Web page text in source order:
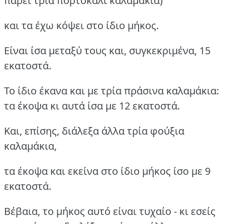
και τα έχω κόψει στο ίδιο μήκος.
Είναι ίσα μεταξύ τους και, συγκεκριμένα, 15
εκατοστά.
Το ίδιο έκανα και με τρία πράσινα καλαμάκια:
τα έκοψα κι αυτά ίσα με 12 εκατοστά.
Και, επίσης, διάλεξα άλλα τρία φούξια
καλαμάκια,
τα έκοψα και εκείνα στο ίδιο μήκος ίσο με 9
εκατοστά.
Βέβαια, το μήκος αυτό είναι τυχαίο - κι εσείς